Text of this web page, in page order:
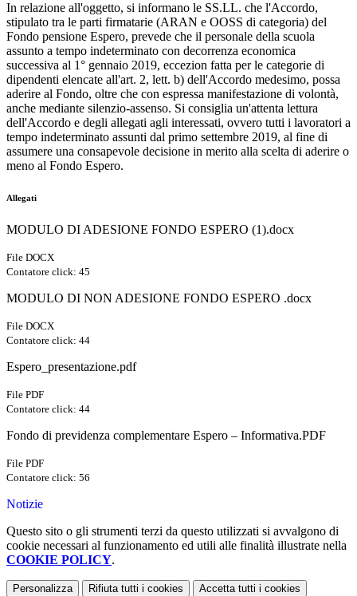
In relazione all'oggetto, si informano le SS.LL. che l'Accordo,
stipulato tra le parti firmatarie (ARAN e OOSS di categoria) del
Fondo pensione Espero, prevede che il personale della scuola
assunto a tempo indeterminato con decorrenza economica
successiva al 1° gennaio 2019, eccezion fatta per le categorie di
dipendenti elencate all'art. 2, lett. b) dell'Accordo medesimo, possa
aderire al Fondo, oltre che con espressa manifestazione di volontà,
anche mediante silenzio-assenso. Si consiglia un'attenta lettura
dell'Accordo e degli allegati agli interessati, ovvero tutti i lavoratori a
tempo indeterminato assunti dal primo settembre 2019, al fine di
assumere una consapevole decisione in merito alla scelta di aderire o
meno al Fondo Espero.
Allegati
MODULO DI ADESIONE FONDO ESPERO (1).docx
File DOCX
Contatore click: 45
MODULO DI NON ADESIONE FONDO ESPERO .docx
File DOCX
Contatore click: 44
Espero_presentazione.pdf
File PDF
Contatore click: 44
Fondo di previdenza complementare Espero – Informativa.PDF
File PDF
Contatore click: 56
Notizie
Questo sito o gli strumenti terzi da questo utilizzati si avvalgono di
cookie necessari al funzionamento ed utili alle finalità illustrate nella
COOKIE POLICY.
Personalizza Rifiuta tutti i cookies Accetta tutti i cookies